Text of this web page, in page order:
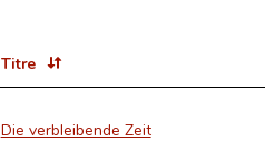
Titre
Die verbleibende Zeit